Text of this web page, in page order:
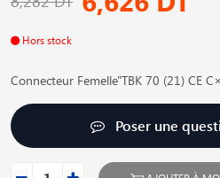
Hors stock
Connecteur Femelle"TBK 70 (21) CE
Poser une